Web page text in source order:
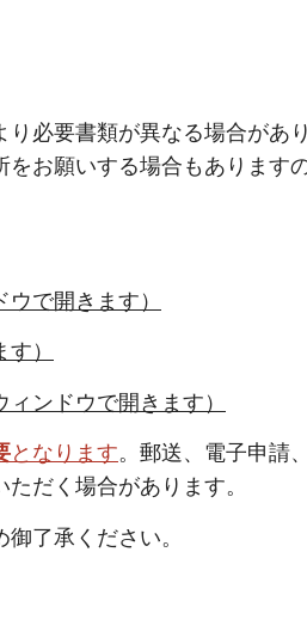
必要書類が異なる場合があ
をお願いする場合もあります
で開きます）
）
ンドウで開きます）
となります。郵送、電子申請
だく場合があります。
了承ください。